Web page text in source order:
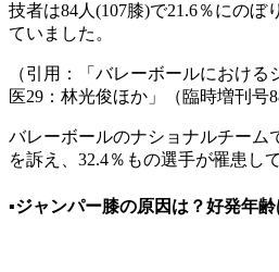
技者は84人(107膝)で21.6％にのぼ
ていました。
（引用：「バレーボールにおけ
医29：林光俊ほか」（臨時増刊号
バレーボールのナショナルチーム
を訴え、32.4％もの選手が罹患し
▪️ジャンパー膝の原因は？好発年齢